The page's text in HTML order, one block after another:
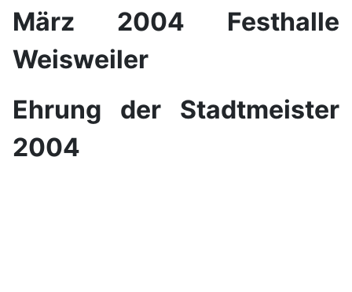
März 2004 Festhalle
Weisweiler
Ehrung der Stadtmeister
2004